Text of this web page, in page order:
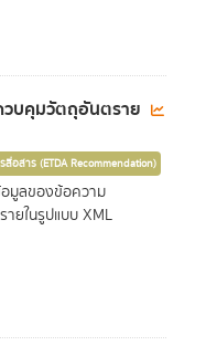
บคุมวัตถุอันตราย
สื่อสาร (ETDA Recommendation)
อมูลของข้อความ
ยในรูปแบบ XML